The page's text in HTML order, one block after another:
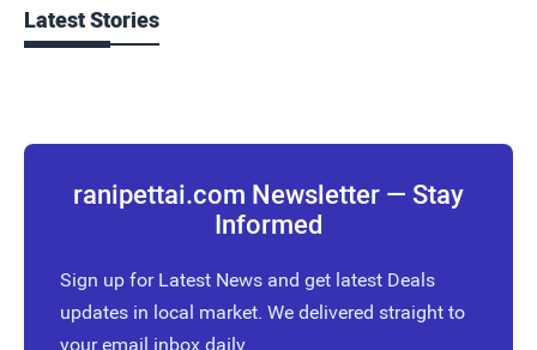
Latest Stories
ranipettai.com Newsletter — Stay
Informed
Sign up for Latest News and get latest Deals
updates in local market. We delivered straight to
your email inbox daily.